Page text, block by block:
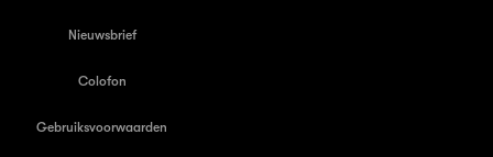
Nieuwsbrief
Colofon
Gebruiksvoorwaarden